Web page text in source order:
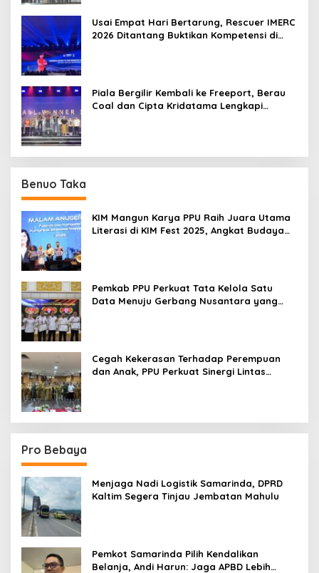
Usai Empat Hari Bertarung, Rescuer IMERC
2026 Ditantang Buktikan Kompetensi di
Piala Bergilir Kembali ke Freeport, Berau
Coal dan Cipta Kridatama Lengkapi
Benuo Taka
KIM Mangun Karya PPU Raih Juara Utama
Literasi di KIM Fest 2025, Angkat Budaya
Pemkab PPU Perkuat Tata Kelola Satu
Data Menuju Gerbang Nusantara yang
Cegah Kekerasan Terhadap Perempuan
dan Anak, PPU Perkuat Sinergi Lintas
Pro Bebaya
Menjaga Nadi Logistik Samarinda, DPRD
Kaltim Segera Tinjau Jembatan Mahulu
Pemkot Samarinda Pilih Kendalikan
Belanja, Andi Harun: Jaga APBD Lebih